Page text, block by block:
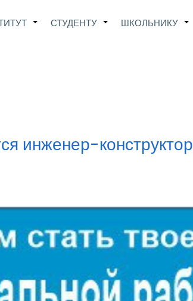
+ +
СТУДЕНТУ +
ШКОЛЬНИКУ
инженер-конструктор